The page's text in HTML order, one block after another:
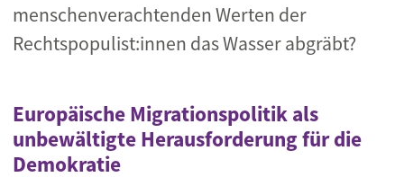
menschenverachtenden Werten der
Rechtspopulist:innen das Wasser abgräbt?
Europäische Migrationspolitik als
unbewältigte Herausforderung für die
Demokratie